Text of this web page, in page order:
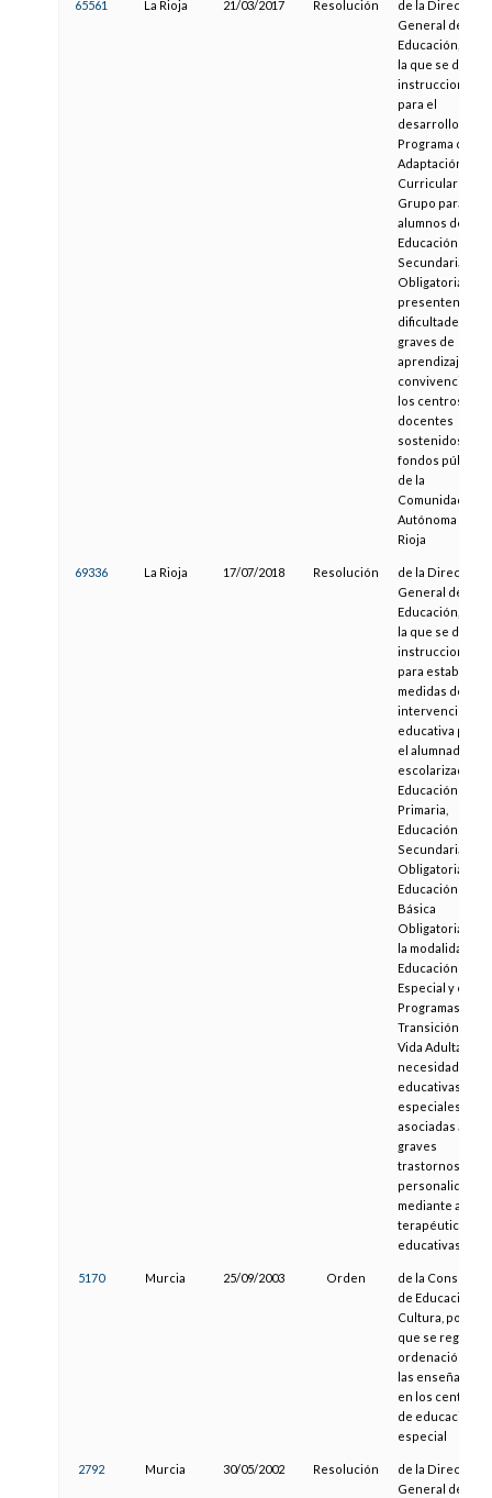
65561 La Rioja 21/03/2017 Resolución
de la Dirección
General de
Educación, por
la que se dictan
instrucciones
para el
desarrollo del
Programa de
Adaptación
Curricular en
Grupo para
alumnos de
Educación
Secundaria
Obligatoria que
presenten
dificultades
graves de
aprendizaje y
convivencia en
los centros
docentes
sostenidos con
fondos públicos
de la
Comunidad
Autónoma de La
Rioja
69336 La Rioja 17/07/2018 Resolución
de la Dirección
General de
Educación, por
la que se dictan
instrucciones
para establecer
medidas de
intervención
educativa para
el alumnado
escolarizado en
Educación
Primaria,
Educación
Secundaria
Obligatoria,
Educación
Básica
Obligatoria de
la modalidad de
Educación
Especial y en
Programas de
Transición a la
Vida Adulta con
necesidades
educativas
especiales
asociadas a
graves
trastornos de
personalidad
mediante aulas
terapéutico-
educativas
5170 Murcia 25/09/2003 Orden
de la Consejería
de Educación y
Cultura, por la
que se regula la
ordenación de
las enseñanzas
en los centros
de educación
especial
2792 Murcia 30/05/2002 Resolución
de la Dirección
General de